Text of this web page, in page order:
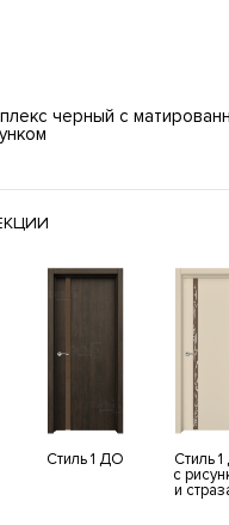
черный с
Стиль 1 ДО
Стиль
с
и